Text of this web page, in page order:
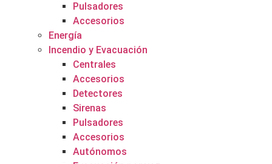
Pulsadores
Accesorios
Energía
Incendio y Evacuación
Centrales
Accesorios
Detectores
Sirenas
Pulsadores
Accesorios
Autónomos